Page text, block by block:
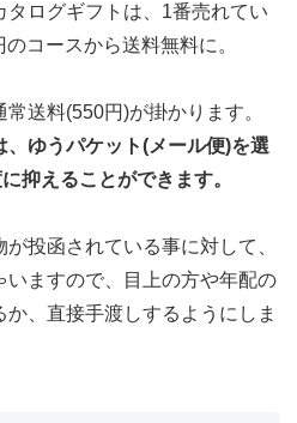
タログギフトは、1番売れてい
コースから送料無料に。
送料(550円)が掛かります。
、ゆうパケット(メール便)を選
抑えることができます。
投函されている事に対して、
ますので、目上の方や年配の
、直接手渡しするようにしま